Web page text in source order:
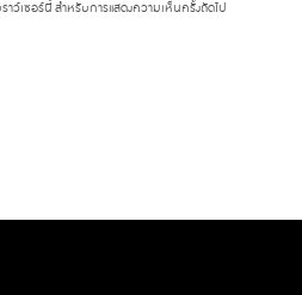
ว์เซอร์นี้ สำหรับการแสดงความเห็นครั้งถัดไป